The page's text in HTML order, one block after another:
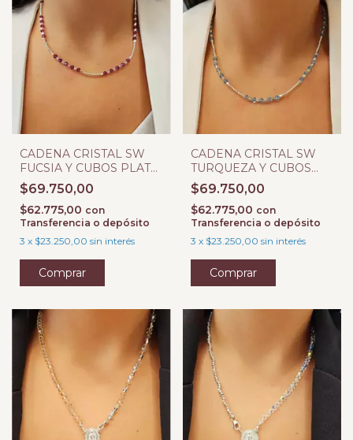
CADENA CRISTAL SW
FUCSIA Y CUBOS PLATA
925
$69.750,00
$62.775,00 con
Transferencia o depósito
3 x $23.250,00 sin interés
CADENA CRISTAL SW
TURQUEZA Y CUBOS
PLATA 925
$69.750,00
$62.775,00 con
Transferencia o depósito
3 x $23.250,00 sin interés